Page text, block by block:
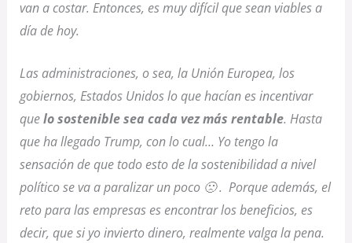
van a costar. Entonces, es muy difícil que sean viables a
día de hoy.
Las administraciones, o sea, la Unión Europea, los
gobiernos, Estados Unidos lo que hacían es incentivar
quelo sostenible sea cada vez más rentable. Hasta
que ha llegado Trump, con lo cual… Yo tengo la
sensación de que todo esto de la sostenibilidad a nivel
político se va a paralizar un poco 🙁 . Porque además, el
reto para las empresas es encontrar los beneficios, es
decir, que si yo invierto dinero, realmente valga la pena.